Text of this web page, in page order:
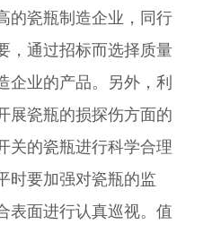
的瓷瓶制造企业，同行
，通过招标而选择质量
企业的产品。另外，利
展瓷瓶的损探伤方面的
关的瓷瓶进行科学合理
时要加强对瓷瓶的监
表面进行认真巡视。值